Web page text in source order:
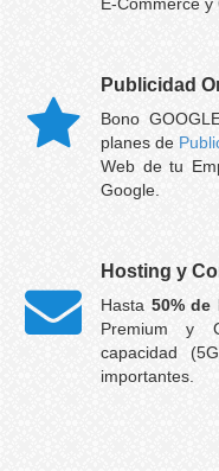
Publicidad
Bono
planes de
Web de tu
Google.
Hosting y
Hasta 50% de
Premium y
capacidad
importantes.